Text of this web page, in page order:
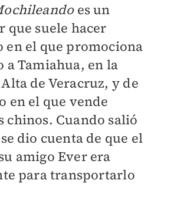
es un
que suele hacer
en el que promociona
a Tamiahua, en la
de Veracruz, y de
en el que vende
chinos. Cuando salió
se dio cuenta de que el
amigo Ever era
para transportarlo